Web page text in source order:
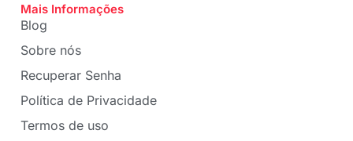
Mais Informações
Blog
Sobre nós
Recuperar Senha
Política de Privacidade
Termos de uso